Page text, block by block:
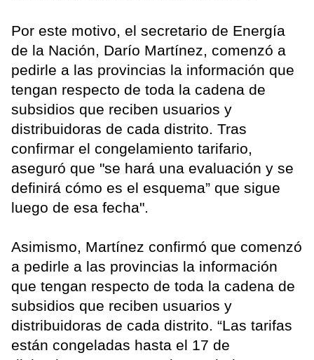
Por este motivo, el secretario de Energía
de la Nación, Darío Martínez, comenzó a
pedirle a las provincias la información que
tengan respecto de toda la cadena de
subsidios que reciben usuarios y
distribuidoras de cada distrito. Tras
confirmar el congelamiento tarifario,
aseguró que "se hará una evaluación y se
definirá cómo es el esquema” que sigue
luego de esa fecha".
Asimismo, Martínez confirmó que comenzó
a pedirle a las provincias la información
que tengan respecto de toda la cadena de
subsidios que reciben usuarios y
distribuidoras de cada distrito. “Las tarifas
están congeladas hasta el 17 de